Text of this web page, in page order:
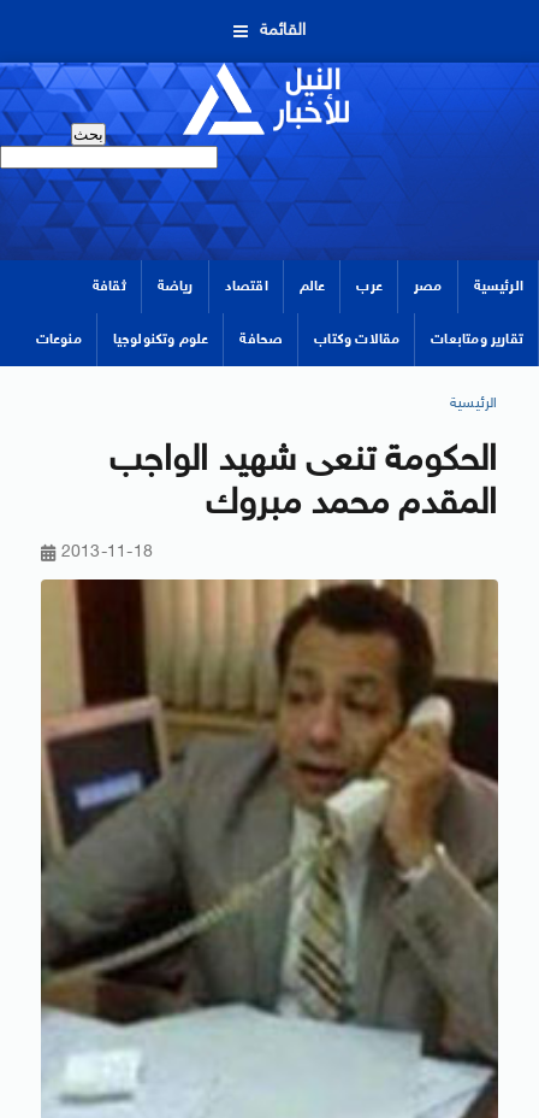
القائمة
الرئيسية مصر عرب عالم اقتصاد رياضة ثقافة
تقارير ومتابعات مقالات وكتاب صحافة علوم وتكنولوجيا منوعات
الرئيسية
الحكومة تنعى شهيد الواجب
المقدم محمد مبروك
2013-11-18